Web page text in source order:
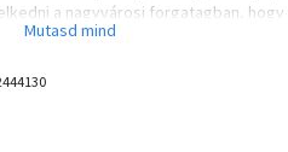
a nagyvárosi forgatagban, hogy
érjen. A kötetből játékosan
csíkok és miért kell